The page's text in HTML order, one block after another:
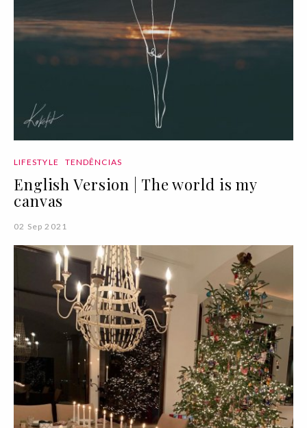
LIFESTYLE TENDÊNCIAS
English Version | The world is my
canvas
02 Sep 2021